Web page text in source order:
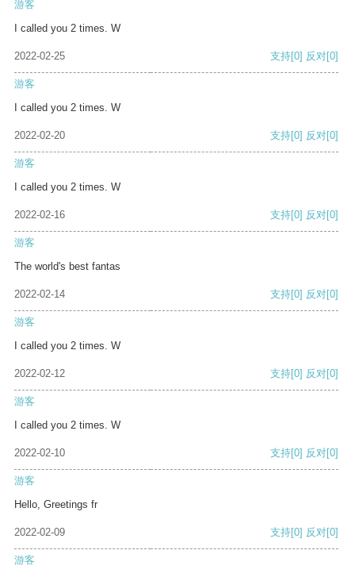
游客
I called you 2 times. W
2022-02-25 支持[0] 反对[0]
游客
I called you 2 times. W
2022-02-20 支持[0] 反对[0]
游客
I called you 2 times. W
2022-02-16 支持[0] 反对[0]
游客
The world's best fantas
2022-02-14 支持[0] 反对[0]
游客
I called you 2 times. W
2022-02-12 支持[0] 反对[0]
游客
I called you 2 times. W
2022-02-10 支持[0] 反对[0]
游客
Hello, Greetings fr
2022-02-09 支持[0] 反对[0]
游客